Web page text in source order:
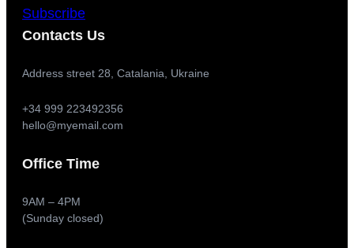
Subscribe
Contacts Us
Address street 28, Catalania, Ukraine
+34 999 223492356
hello@myemail.com
Office Time
9AM – 4PM
(Sunday closed)